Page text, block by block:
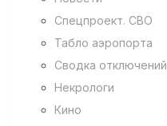
Спецпроект. СВО
Табло аэропорта
Сводка отключений
Некрологи
Кино